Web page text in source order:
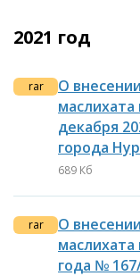
2021 год
rar
О
маслихата
декабря
города
689 Кб
rar
О
года №